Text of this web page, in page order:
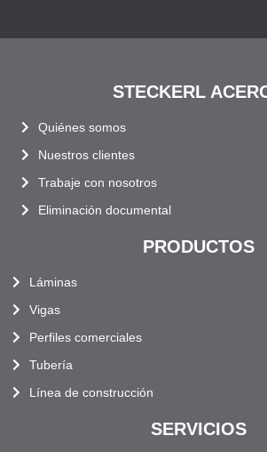
STECKERL
Quiénes somos
Nuestros clientes
Trabaje con nosotros
Eliminación documental
PRODUCTOS
Láminas
Vigas
Perfiles comerciales
Tubería
Línea de construcción
SERVICIOS